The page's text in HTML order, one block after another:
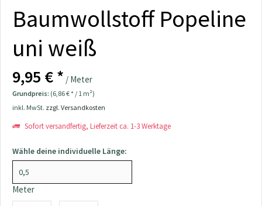
Baumwollstoff Popeline
uni weiß
9,95 € * / Meter
Grundpreis: (6,86 € * / 1 m²)
inkl. MwSt. zzgl. Versandkosten
Sofort versandfertig, Lieferzeit ca. 1-3 Werktage
Wähle deine individuelle Länge:
Meter